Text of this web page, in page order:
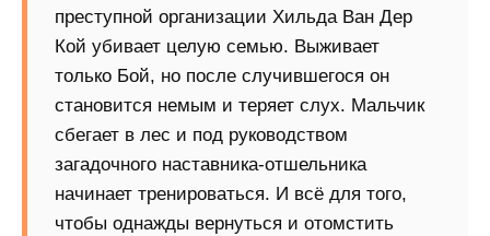
преступной организации Хильда Ван Дер
Кой убивает целую семью. Выживает
только Бой, но после случившегося он
становится немым и теряет слух. Мальчик
сбегает в лес и под руководством
загадочного наставника-отшельника
начинает тренироваться. И всё для того,
чтобы однажды вернуться и отомстить